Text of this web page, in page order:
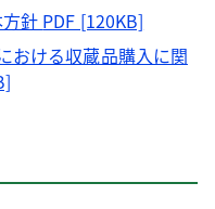
針 PDF [120KB]
おける収蔵品購入に関